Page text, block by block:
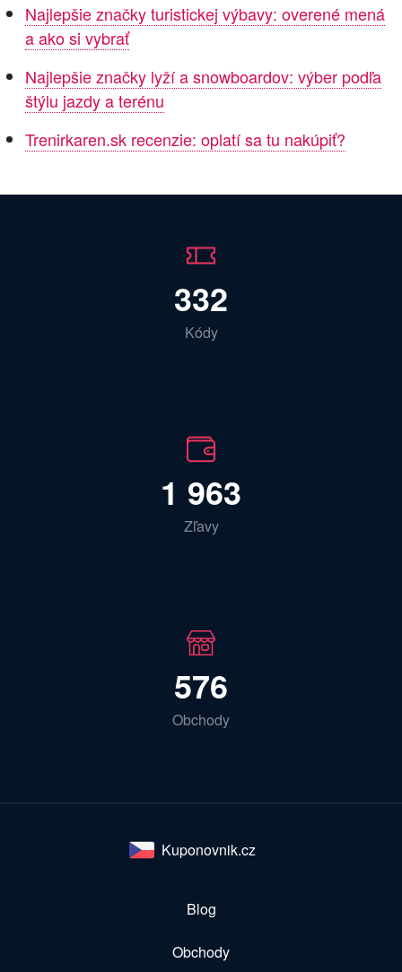
Najlepšie značky turistickej výbavy: overené mená
a ako si vybrať
Najlepšie značky lyží a snowboardov: výber podľa
štýlu jazdy a terénu
Trenirkaren.sk recenzie: oplatí sa tu nakúpiť?
332
Kódy
1 963
Zľavy
576
Obchody
Kuponovnik.cz
Blog
Obchody